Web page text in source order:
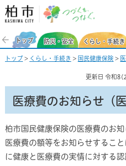
柏市 つづくを、
トップ 防災・安全 くらし・手続き
トップ > くらし・手続き > 国民健康保険 >
更新日 令和
医療費のお知らせ（
柏市国民健康保険の医療費のお知
医療費の額等をお知らせするこ
に健康と医療費の実情に対する